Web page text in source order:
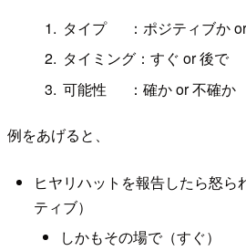
タイプ ：ポジティブか
タイミング：すぐ or 後で
可能性 ：確か or 不確か
例をあげると、
ヒヤリハットを報告したら怒ら
ティブ）
しかもその場で（すぐ）